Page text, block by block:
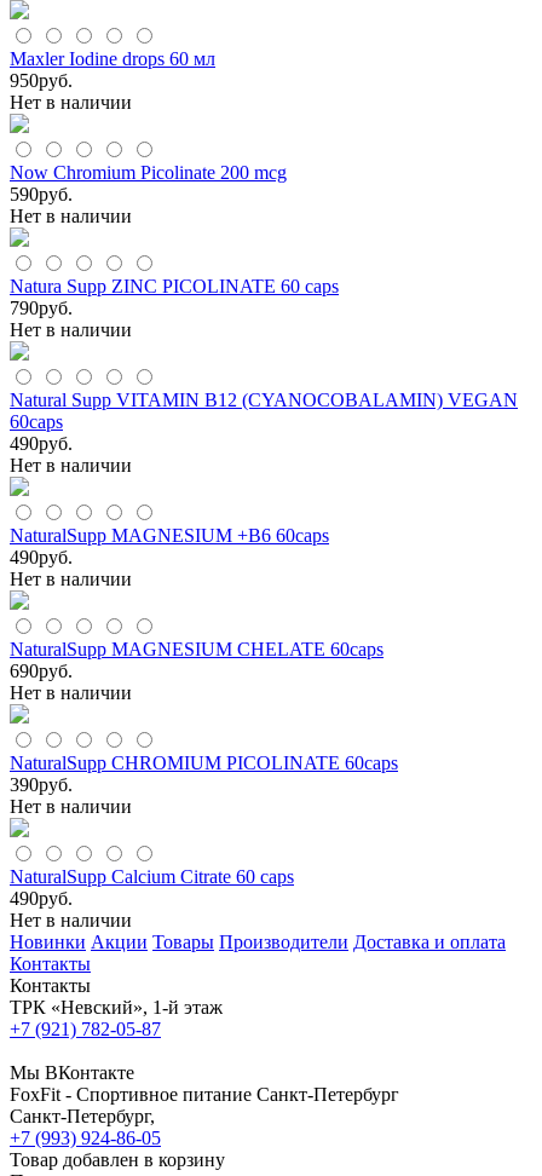
Maxler Iodine drops 60 мл
950руб.
Нет в наличии
Now Chromium Picolinate 200 mcg
590руб.
Нет в наличии
Natura Supp ZINC PICOLINATE 60 caps
790руб.
Нет в наличии
Natural Supp VITAMIN B12 (CYANOCOBALAMIN) VEGAN
60caps
490руб.
Нет в наличии
NaturalSupp MAGNESIUM +B6 60caps
490руб.
Нет в наличии
NaturalSupp MAGNESIUM CHELATE 60caps
690руб.
Нет в наличии
NaturalSupp CHROMIUM PICOLINATE 60caps
390руб.
Нет в наличии
NaturalSupp Calcium Citrate 60 caps
490руб.
Нет в наличии
Новинки Акции Товары Производители Доставка и оплата
Контакты
Контакты
ТРК «Невский», 1-й этаж
+7 (921) 782-05-87
Мы ВКонтакте
FoxFit - Спортивное питание Санкт-Петербург
Санкт-Петербург,
+7 (993) 924-86-05
Товар добавлен в корзину